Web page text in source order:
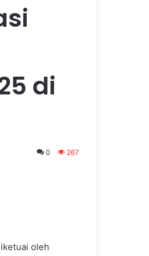
di
0 267
oleh